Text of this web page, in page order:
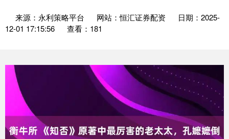
来源：永利策略平台 网站：恒汇证券配资
日期：2025-
12-01 17:15:56
查看：181